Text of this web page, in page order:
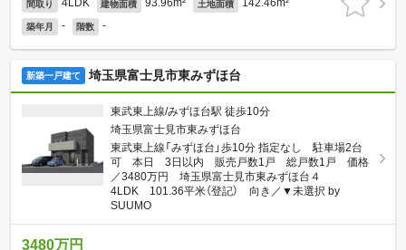
間取り 4LDK 建物面積 93.96m² 土地面積 142.46m²
築年月 - 階数 -
新築一戸建て 埼玉県富士見市東みずほ台
東武東上線/みずほ台駅 徒歩10分
埼玉県富士見市東みずほ台
東武東上線「みずほ台」歩10分 指定なし 駐車場2台
可 本日 3日以内 販売戸数1戸 総戸数1戸 価格
／3480万円 埼玉県富士見市東みずほ台４
4LDK 101.36平米（登記） 向き／▼未選択 by
SUUMO
3480万円